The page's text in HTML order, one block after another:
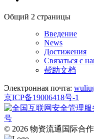
Общий 2 страницы
Введение
News
Достижения
Связаться с
帮助文档
Электронная почта:
京ICP备19006418号-1
号
© 2026 物资流通国际合